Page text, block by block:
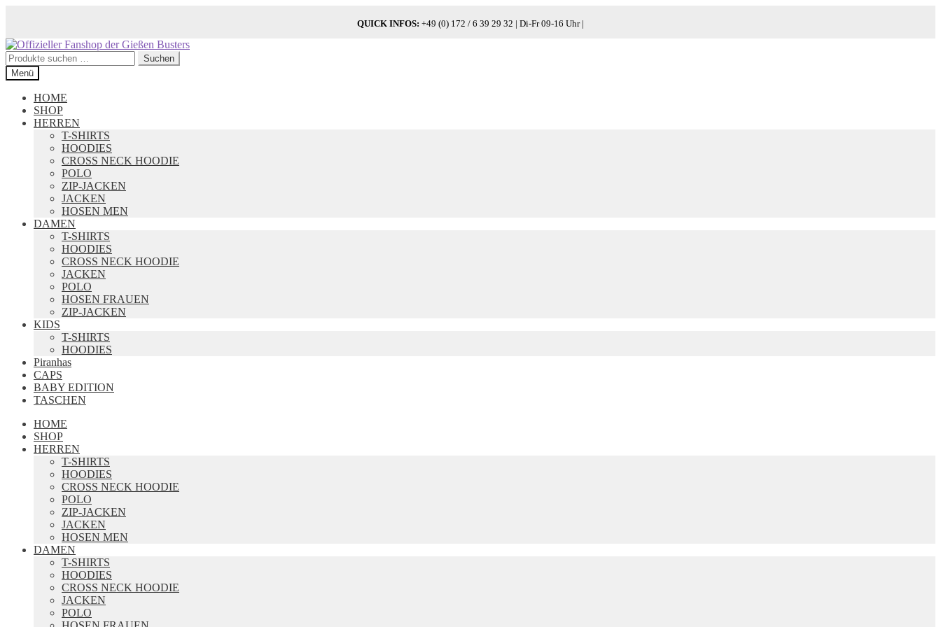
QUICK INFOS: +49 (0) 172 / 6 39 29 32 | Di-Fr 09-16 Uhr |
Zur
Navigation
springen
Zum
Inhalt
springen
Suchen
nach:
Suchen
Menü
HOME
SHOP
HERREN
T-SHIRTS
HOODIES
CROSS NECK HOODIE
POLO
ZIP-JACKEN
JACKEN
HOSEN MEN
DAMEN
T-SHIRTS
HOODIES
CROSS NECK HOODIE
JACKEN
POLO
HOSEN FRAUEN
ZIP-JACKEN
KIDS
T-SHIRTS
HOODIES
Piranhas
CAPS
BABY EDITION
TASCHEN
HOME
SHOP
HERREN
T-SHIRTS
HOODIES
CROSS NECK HOODIE
POLO
ZIP-JACKEN
JACKEN
HOSEN MEN
DAMEN
T-SHIRTS
HOODIES
CROSS NECK HOODIE
JACKEN
POLO